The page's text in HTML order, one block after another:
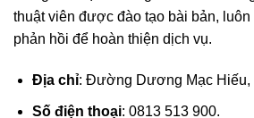
thuật viên được đào tạo bài bản, luôn
phản hồi để hoàn thiện dịch vụ.
Địa chỉ: Đường Dương Mạc Hiếu,
Số điện thoại: 0813 513 900.